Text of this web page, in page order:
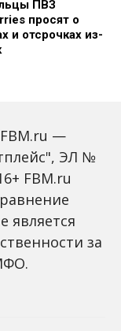
ПВЗ
просят о
и отсрочках из-
ИНН станет
счетов
что изменится
—
ЭЛ №
FBM.ru
является
за